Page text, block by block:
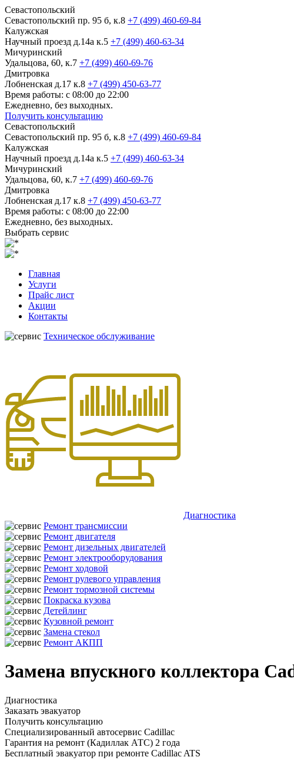
Севастопольский
Севастопольский пр. 95 б, к.8 +7 (499) 460-69-84
Калужская
Научный проезд д.14а к.5 +7 (499) 460-63-34
Мичуринский
Удальцова, 60, к.7 +7 (499) 460-69-76
Дмитровка
Лобненская д.17 к.8 +7 (499) 450-63-77
Время работы: с 08:00 до 22:00
Ежедневно, без выходных.
Получить консультацию
Севастопольский
Севастопольский пр. 95 б, к.8 +7 (499) 460-69-84
Калужская
Научный проезд д.14а к.5 +7 (499) 460-63-34
Мичуринский
Удальцова, 60, к.7 +7 (499) 460-69-76
Дмитровка
Лобненская д.17 к.8 +7 (499) 450-63-77
Время работы: с 08:00 до 22:00
Ежедневно, без выходных.
Выбрать сервис
Главная
Услуги
Прайс лист
Акции
Контакты
Техническое обслуживание
Диагностика
Ремонт трансмиссии
Ремонт двигателя
Ремонт дизельных двигателей
Ремонт электрооборудования
Ремонт ходовой
Ремонт рулевого управления
Ремонт тормозной системы
Покраска кузова
Детейлинг
Кузовной ремонт
Замена стекол
Ремонт АКПП
Замена впускного коллектора
Диагностика
Заказать эвакуатор
Получить консультацию
Специализированный автосервис Cadillac
Гарантия на ремонт (Кадиллак АТС) 2 года
Бесплатный эвакуатор при ремонте Cadillac ATS